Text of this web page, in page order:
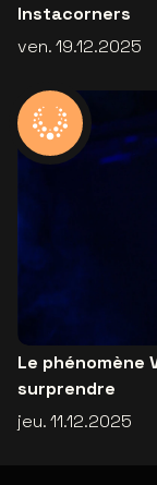
Instacorners
ven. 19.12.2025
Le phénomène
surprendre
jeu. 11.12.2025